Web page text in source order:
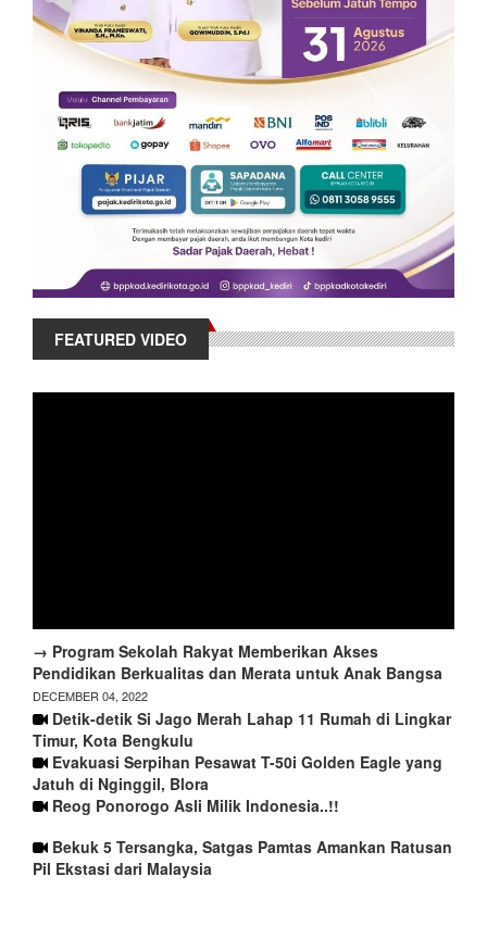
FEATURED VIDEO
→ Program Sekolah Rakyat Memberikan Akses
Pendidikan Berkualitas dan Merata untuk Anak Bangsa
DECEMBER 04, 2022
Detik-detik Si Jago Merah Lahap 11 Rumah di Lingkar
Timur, Kota Bengkulu
Evakuasi Serpihan Pesawat T-50i Golden Eagle yang
Jatuh di Nginggil, Blora
Reog Ponorogo Asli Milik Indonesia..!!
Bekuk 5 Tersangka, Satgas Pamtas Amankan Ratusan
Pil Ekstasi dari Malaysia